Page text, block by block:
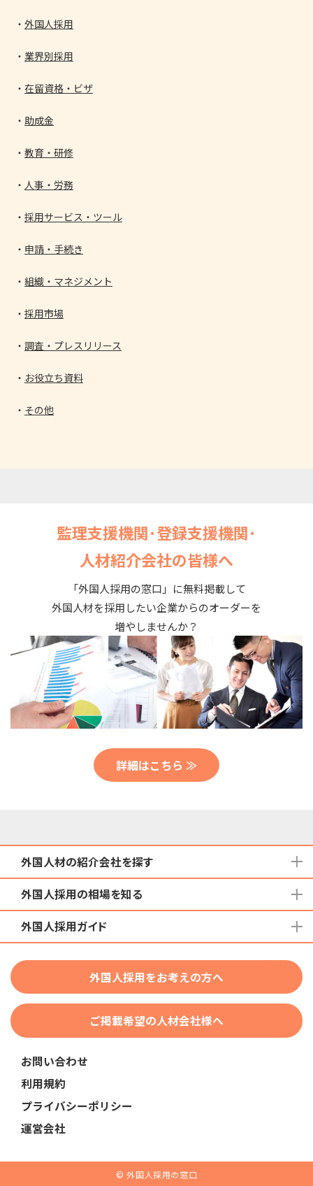
外国人採用
業界別採用
在留資格・ビザ
助成金
教育・研修
人事・労務
採用サービス・ツール
申請・手続き
組織・マネジメント
採用市場
調査・プレスリリース
お役立ち資料
その他
監理支援機関･登録支援機関･
人材紹介会社の皆様へ
「外国人採用の窓口」に無料掲載して
外国人材を採用したい企業からのオーダーを
増やしませんか？
詳細はこちら ≫
外国人材の紹介会社を探す
地域から検索する
国籍から検索する
在留資格から検索する
団体種別から探す
業界・職種から検索する
外国人採用の相場を知る
育成就労外国人の受け入れ相場
技人国・高度人材の受け入れ相場
外国人採用ガイド
特定技能
技術・人文知識・国際業務
助成金
教育・研修
人事・労務
採用サービス・ツール
外国人採用をお考えの方へ
ご掲載希望の人材会社様へ
お問い合わせ
利用規約
プライバシーポリシー
運営会社
© 外国人採用の窓口